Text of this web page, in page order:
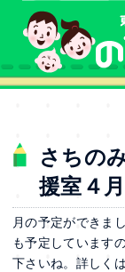
本文へ
さちの
援室４
月の予定ができま
も予定しています
下さいね。詳しく